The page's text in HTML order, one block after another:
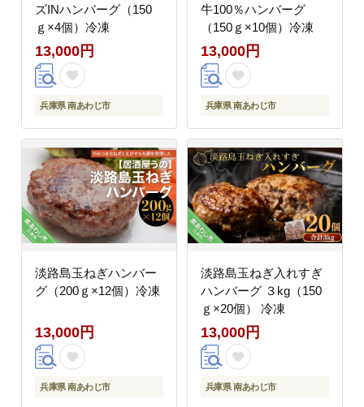
ズINハンバーグ（150
ｇ×4個）冷凍
13,000円
兵庫県 南あわじ市
牛100％ハンバーグ
（150ｇ×10個）冷凍
13,000円
兵庫県 南あわじ市
淡路島玉ねぎハンバー
グ（200ｇ×12個）冷凍
13,000円
兵庫県 南あわじ市
淡路島玉ねぎ入れすぎ
ハンバーグ ３kg（150
ｇ×20個） 冷凍
13,000円
兵庫県 南あわじ市